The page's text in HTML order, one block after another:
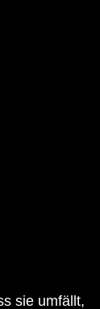
sie umfällt,